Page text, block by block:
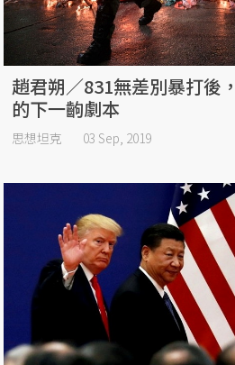
趙君朔／831無差別暴打後
的下一齣劇本
思想坦克 03 Sep, 2019